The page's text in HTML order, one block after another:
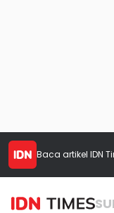
Baca artikel IDN